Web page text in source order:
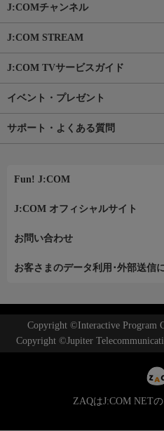
J:COMチャンネル
J:COM STREAM
J:COM TVサービスガイド
イベント・プレゼント
サポート・よくある質問
Fun! J:COM
J:COM オフィシャルサイト
お問い合わせ
お客さまのデータ利用･外部送信
Copyright ©Interactive Program
Copyright ©Jupiter
ZAQはJ:COM NET